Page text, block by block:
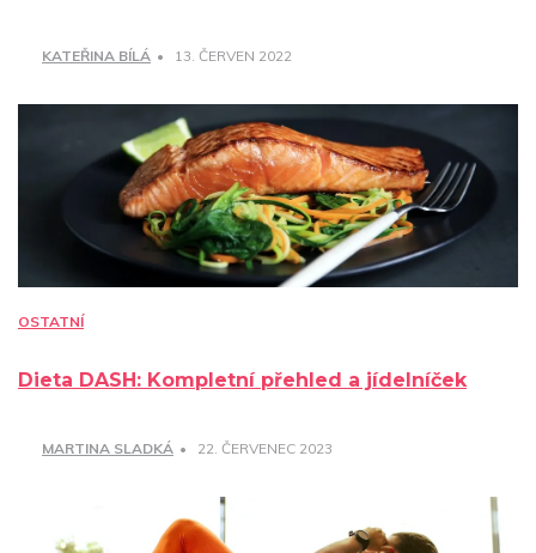
KATEŘINA BÍLÁ 13. ČERVEN 2022
OSTATNÍ
Dieta DASH: Kompletní přehled a jídelníček
MARTINA SLADKÁ 22. ČERVENEC 2023